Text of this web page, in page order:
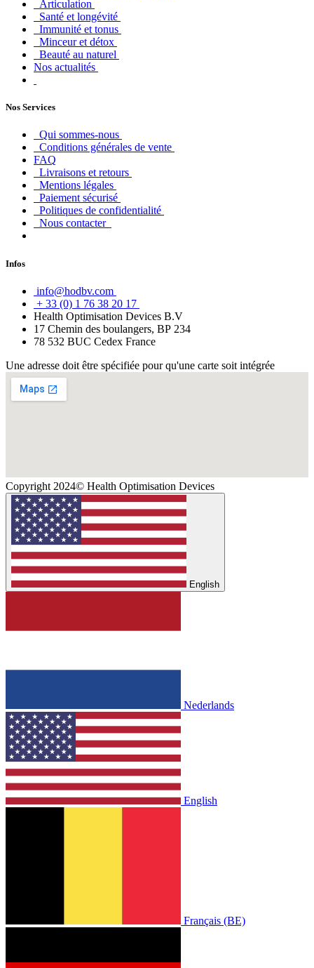
Articulation
Santé et longévité
Immunité et tonus
Minceur et détox
Beauté au naturel
Nos actualités
Nos Services
Qui sommes-nous
Conditions générales de vente
FAQ
Livraisons et retours
Mentions légales
Paiement sécurisé
Politiques de confidentialité
Nous contacter
Infos
info@hodbv.com
+ 33 (0) 1 76 38 20 17
Health Optimisation Devices B.V
17 Chemin des boulangers, BP 234
78 532 BUC Cedex France
Une adresse doit être spécifiée pour qu'une carte soit intégrée
Copyright 2024© Health Optimisation Devices
English
Nederlands
English
Français (BE)